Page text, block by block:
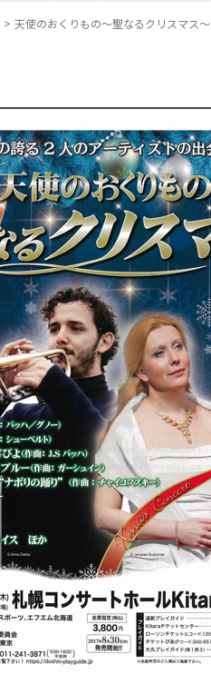
> 天使のおくりもの～聖なるクリスマス～